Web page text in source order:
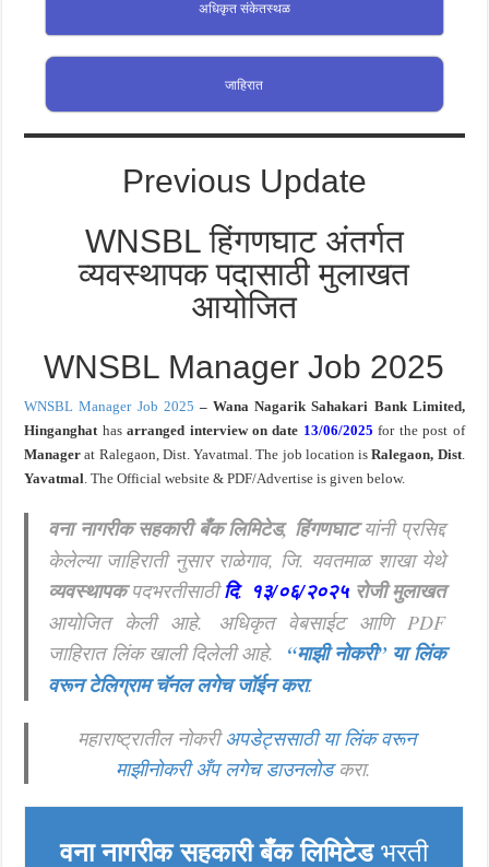
अधिकृत संकेतस्थळ
जाहिरात
Previous Update
WNSBL हिंगणघाट अंतर्गत
व्यवस्थापक पदासाठी मुलाखत
आयोजित
WNSBL Manager Job 2025
WNSBL Manager Job 2025 –Wana Nagarik Sahakari Bank Limited,
Hinganghat hasarranged interview on date 13/06/2025 for the post of
Managerat Ralegaon, Dist. Yavatmal. The job location isRalegaon, Dist.
Yavatmal . The Official website & PDF/Advertise is given below.
वना नागरीक सहकारी बँक लिमिटेड, हिंगणघाटयांनी प्रसिद्द
केलेल्या जाहिराती नुसार राळेगाव, जि. यवतमाळ शाखा येथे
व्यवस्थापक पदभरतीसाठीदि. १३/०६/२०२५रोजी मुलाखत
आयोजित केली आहे.
अधिकृत वेबसाईट आणि PDF
जाहिरात लिंक खाली दिलेली आहे.
“माझी नोकरी” या लिंक
वरून टेलिग्राम चॅनल लगेच जॉईन करा.
महाराष्ट्रातील नोकरीअपडेट्ससाठी या लिंक वरून
माझीनोकरी अँप लगेच डाउनलोडकरा.
वना नागरीक सहकारी बँक लिमिटेडभरती